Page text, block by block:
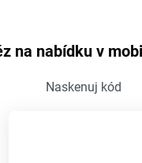
na nabídku v
Naskenuj kód